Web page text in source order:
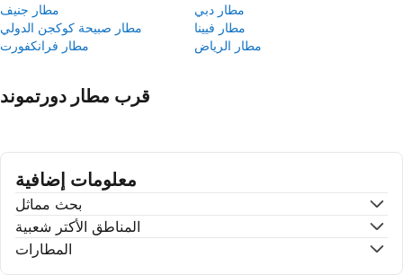
مطار جنيف
مطار دبي
مطار صبيحة كوكجن الدولي
مطار فيينا
مطار فرانكفورت
مطار الرياض
قرب مطار دورتموند
معلومات إضافية
بحث مماثل
المناطق الأكتر شعبية
المطارات